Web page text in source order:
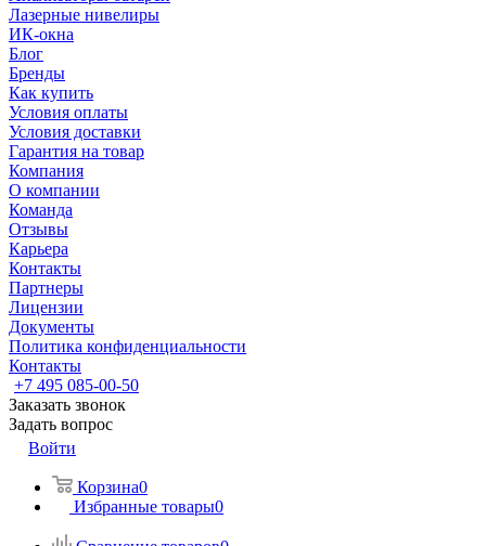
Лазерные нивелиры
ИК-окна
Блог
Бренды
Как купить
Условия оплаты
Условия доставки
Гарантия на товар
Компания
О компании
Команда
Отзывы
Карьера
Контакты
Партнеры
Лицензии
Документы
Политика конфиденциальности
Контакты
+7 495 085-00-50
Заказать звонок
Задать вопрос
Войти
Корзина0
Избранные товары0